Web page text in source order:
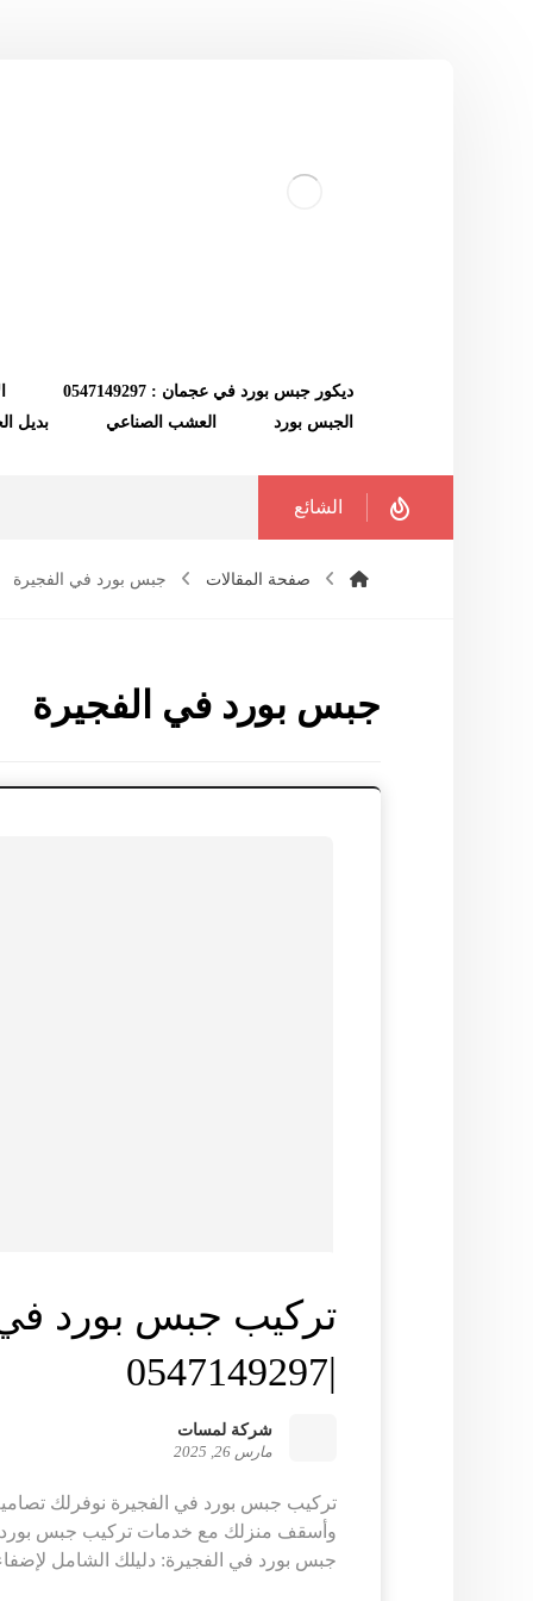
ديكور جبس بورد في عجمان : 0547149297
الجبس بورد
العشب الصناعي بديل
الشائع
صفحة المقالات جبس بورد في الفجيرة
جبس بورد في الفجيرة
تركيب جبس بورد في
|0547149297
شركة لمسات
مارس 26, 2025
تركيب جبس بورد في الفجيرة نوفرلك
وأسقف منزلك مع خدمات تركيب جبس بورد
جبس بورد في الفجيرة: دليلك الشامل